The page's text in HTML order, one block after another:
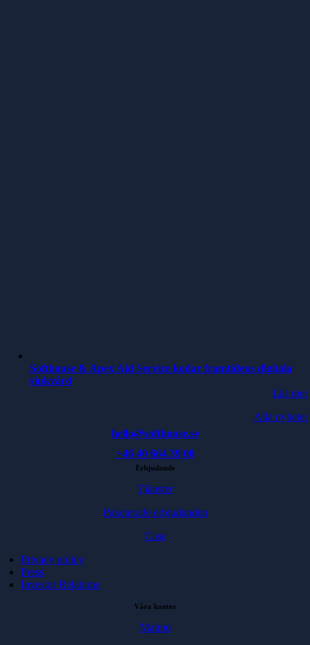
Softhouse & Apex Aid Service kodar framtidens digitala
sjukvård
Läs mer
Alla nyheter
hello@softhouse.se
+46 40 664 39 00
Erbjudande
Tjänster
Paketerade erbjudanden
Case
Privacy policy
Press
Investor Relations
Våra kontor
Malmö